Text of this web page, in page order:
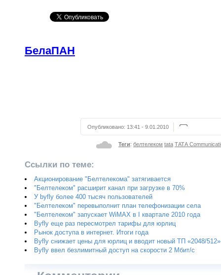
БелаПАН
Опубликовано: 13:41 - 9.01.2010
Теги: белтелеком tata ТАТА
Ссылки по теме:
Акционирование "Белтелекома" затягивается
"Белтелеком" расширит канал при загрузке в 70%
У byfly более 400 тысяч пользователей
"Белтелеком" перевыполнит план телефонизации села
"Белтелеком" запускает WiMAX в I квартале 2010 года
Byfly еще раз пересмотрел тарифы для юрлиц
Рынок доступа в интернет. Итоги года
Byfly снижает цены для юрлиц и вводит новый ТП «2048/512»
Byfly ввел безлимитный доступ на скорости 2 Мбит/с